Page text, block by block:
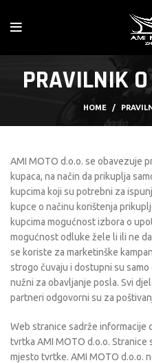
PRAVILNIK
HOME
AMI MOTO d.o.o. se obavezuje
kupaca, na način da prikuplja
kupcima koji su potrebni za
kupce o načinu korištenja
kupcima mogućnost izbora o
mogućnost odluke žele li ili ne
se koriste za marketinške
strogo čuvaju i dostupni su
nužni za obavljanje posla. Svi
partneri odgovorni su za
Web stranice sadrže informacije
tvrtka AMI MOTO d.o.o.
mjesto tvrtke. AMI MOTO d.o.o.